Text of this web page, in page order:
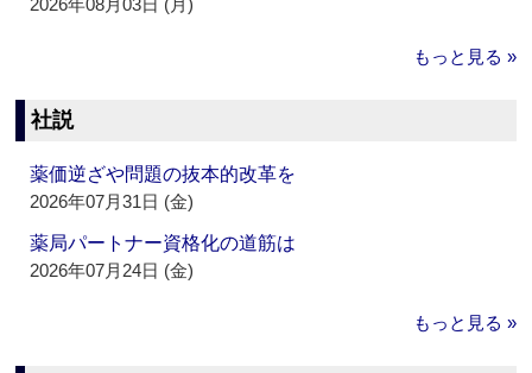
2026年08月03日 (月)
もっと見る »
社説
薬価逆ざや問題の抜本的改革を
2026年07月31日 (金)
薬局パートナー資格化の道筋は
2026年07月24日 (金)
もっと見る »